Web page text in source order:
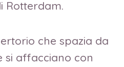
Rotterdam.
che spazia da
si affacciano con